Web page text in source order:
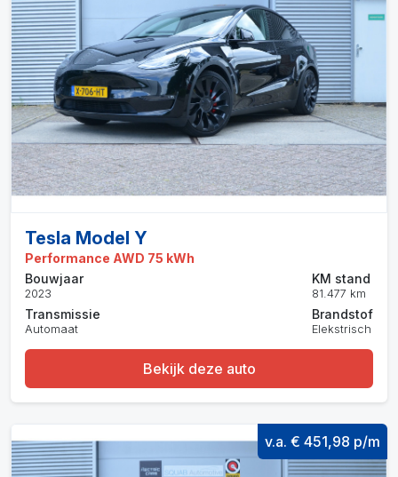
Tesla Model Y
Performance AWD 75 kWh
Bouwjaar
2023
Transmissie
Automaat
KM stand
81.477 km
Brandstof
Elekstrisch
Bekijk deze auto
v.a. € 451,98 p/m